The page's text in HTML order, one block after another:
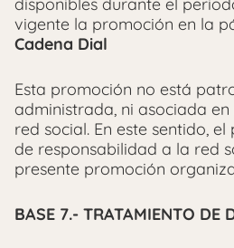
vigente la promoción en la
Cadena Dial
Esta promoción no está
administrada, ni asociada
red social. En este sentido,
de responsabilidad a la red
presente promoción
BASE 7.- TRATAMIENTO DE